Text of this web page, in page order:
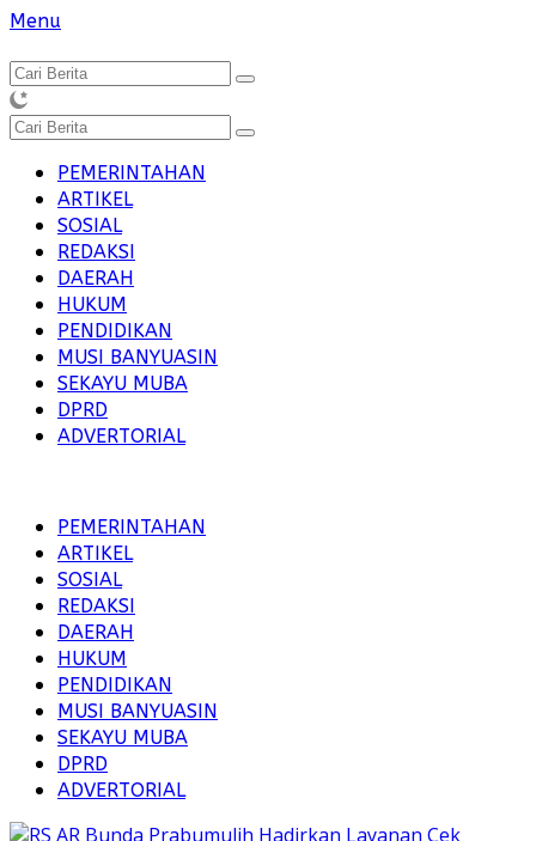
Langsung
konten
Menu
PEMERINTAHAN
ARTIKEL
SOSIAL
REDAKSI
DAERAH
HUKUM
PENDIDIKAN
MUSI BANYUASIN
SEKAYU MUBA
DPRD
ADVERTORIAL
PEMERINTAHAN
ARTIKEL
SOSIAL
REDAKSI
DAERAH
HUKUM
PENDIDIKAN
MUSI BANYUASIN
SEKAYU MUBA
DPRD
ADVERTORIAL